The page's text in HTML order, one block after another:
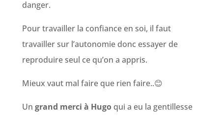
danger.
Pour travailler la confiance en soi, il faut
travailler sur l’autonomie donc essayer de
reproduire seul ce qu’on a appris.
Mieux vaut mal faire que rien faire..😊
Un grand merci à Hugoqui a eu la gentillesse